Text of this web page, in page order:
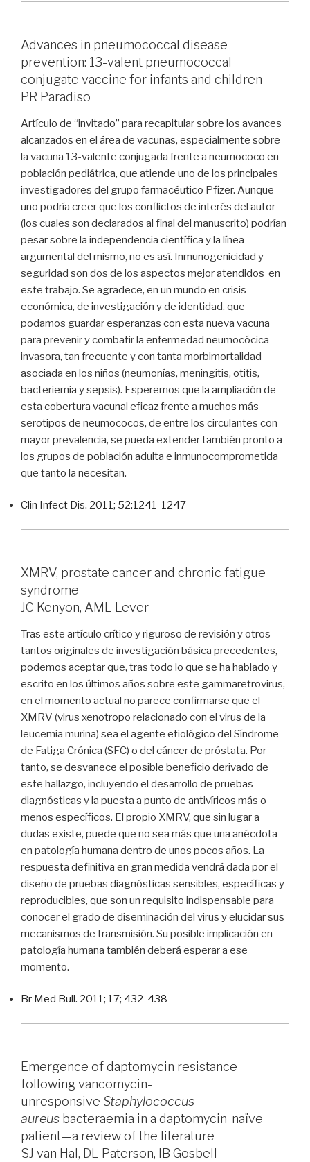
Advances in pneumococcal disease
prevention: 13-valent pneumococcal
conjugate vaccine for infants and children
PR Paradiso
Artículo de “invitado” para recapitular sobre los avances
alcanzados en el área de vacunas, especialmente sobre
la vacuna 13-valente conjugada frente a neumococo en
población pediátrica, que atiende uno de los principales
investigadores del grupo farmacéutico Pfizer. Aunque
uno podría creer que los conflictos de interés del autor
(los cuales son declarados al final del manuscrito) podrían
pesar sobre la independencia científica y la línea
argumental del mismo, no es así. Inmunogenicidad y
seguridad son dos de los aspectos mejor atendidos en
este trabajo. Se agradece, en un mundo en crisis
económica, de investigación y de identidad, que
podamos guardar esperanzas con esta nueva vacuna
para prevenir y combatir la enfermedad neumocócica
invasora, tan frecuente y con tanta morbimortalidad
asociada en los niños (neumonías, meningitis, otitis,
bacteriemia y sepsis). Esperemos que la ampliación de
esta cobertura vacunal eficaz frente a muchos más
serotipos de neumococos, de entre los circulantes con
mayor prevalencia, se pueda extender también pronto a
los grupos de población adulta e inmunocomprometida
que tanto la necesitan.
Clin Infect Dis. 2011; 52:1241-1247
XMRV, prostate cancer and chronic fatigue
syndrome
JC Kenyon, AML Lever
Tras este artículo crítico y riguroso de revisión y otros
tantos originales de investigación básica precedentes,
podemos aceptar que, tras todo lo que se ha hablado y
escrito en los últimos años sobre este gammaretrovirus,
en el momento actual no parece confirmarse que el
XMRV (virus xenotropo relacionado con el virus de la
leucemia murina) sea el agente etiológico del Síndrome
de Fatiga Crónica (SFC) o del cáncer de próstata. Por
tanto, se desvanece el posible beneficio derivado de
este hallazgo, incluyendo el desarrollo de pruebas
diagnósticas y la puesta a punto de antivíricos más o
menos específicos. El propio XMRV, que sin lugar a
dudas existe, puede que no sea más que una anécdota
en patología humana dentro de unos pocos años. La
respuesta definitiva en gran medida vendrá dada por el
diseño de pruebas diagnósticas sensibles, específicas y
reproducibles, que son un requisito indispensable para
conocer el grado de diseminación del virus y elucidar sus
mecanismos de transmisión. Su posible implicación en
patología humana también deberá esperar a ese
momento.
Br Med Bull. 2011; 17; 432-438
Emergence of daptomycin resistance
following vancomycin-
unresponsive Staphylococcus
aureus bacteraemia in a daptomycin-naïve
patient—a review of the literature
SJ van Hal, DL Paterson, IB Gosbell